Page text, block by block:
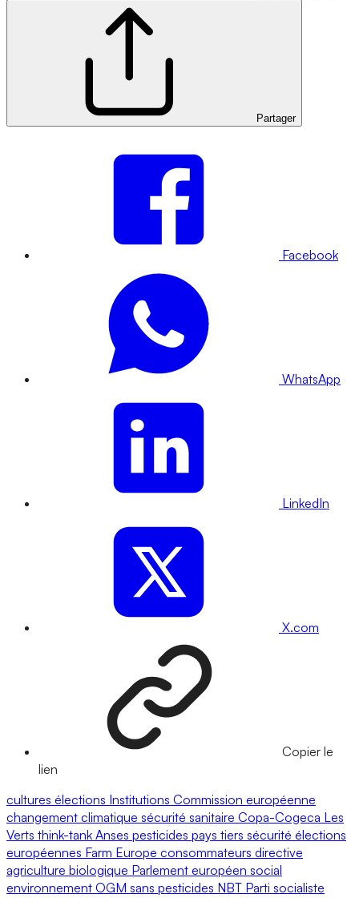
Partager
Facebook
WhatsApp
LinkedIn
X.com
Copier le
lien
cultures élections Institutions Commission européenne
changement climatique sécurité sanitaire Copa-Cogeca Les
Verts think-tank Anses pesticides pays tiers sécurité élections
européennes Farm Europe consommateurs directive
agriculture biologique Parlement européen social
environnement OGM sans pesticides NBT Parti socialiste